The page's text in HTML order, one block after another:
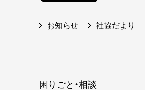
お知らせ 社協だより
困りごと・相談